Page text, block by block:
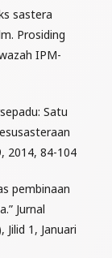
sastera
Prosiding
IPM-
Satu
2014, 84-104
pembinaan
Jurnal
1, Januari